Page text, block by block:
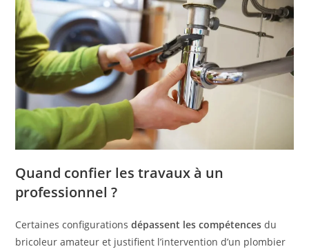
Quand confier les travaux à un
professionnel ?
Certaines configurationsdépassent les compétences du
bricoleur amateur et justifient l’intervention d’un plombier